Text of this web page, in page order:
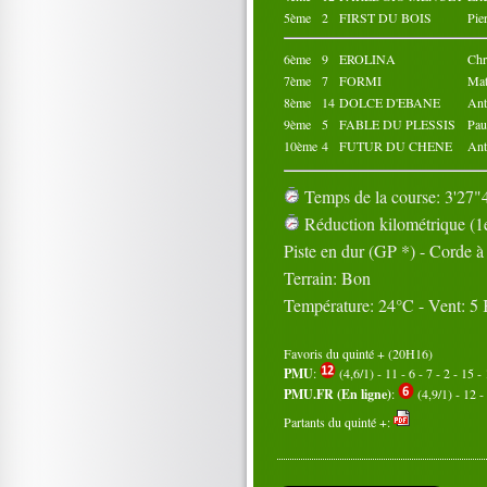
5ème
2 FIRST DU BOIS
6ème 9 EROLINA
7ème
7 FORMI
8ème
14 DOLCE D'EBANE
9ème
5 FABLE DU PLESSIS
10ème 4 FUTUR DU CHENE
Temps de la course:
Réduction kilométrique
Piste en dur (GP *) - Corde à
Terrain: Bon
Température: 24°C - Vent: 5
Favoris du quinté + (20H16)
PMU: (4,6/1) - 11 - 6 - 7 - 2 - 15 -
PMU.FR (En ligne):
(4,9/1) - 12
Partants du quinté +: